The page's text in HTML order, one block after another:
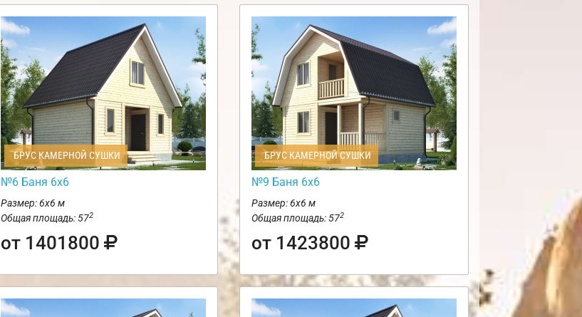
БРУС КАМЕРНОЙ СУШКИ
№6 Баня 6х6
Размер: 6х6 м
Общая площадь: 572
от 1401800
БРУС КАМЕРНОЙ СУШКИ
№9 Баня 6х6
Размер: 6х6 м
Общая площадь: 572
от 1423800